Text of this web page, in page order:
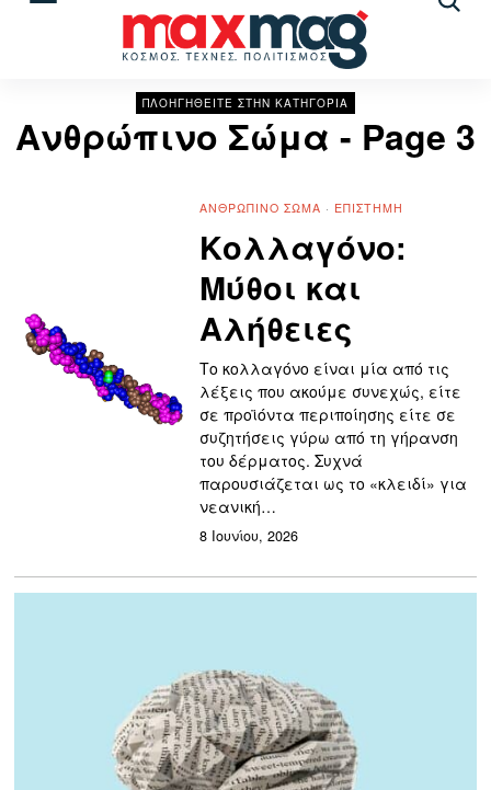
ΠΛΟΗΓΗΘΕΙΤΕ ΣΤΗΝ ΚΑΤΗΓΟΡΙΑ
Ανθρώπινο Σώμα - Page 3
ΑΝΘΡΏΠΙΝΟ ΣΏΜΑ · ΕΠΙΣΤΉΜΗ
Κολλαγόνο:
Μύθοι και
Αλήθειες
Το κολλαγόνο είναι μία από τις
λέξεις που ακούμε συνεχώς, είτε
σε προϊόντα περιποίησης είτε σε
συζητήσεις γύρω από τη γήρανση
του δέρματος. Συχνά
παρουσιάζεται ως το «κλειδί» για
νεανική…
8 Ιουνίου, 2026